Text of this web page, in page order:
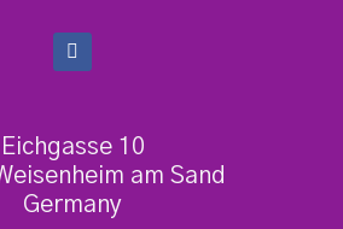
F
a
o
o
k
-
f
Eichgasse 10
am Sand
Germany